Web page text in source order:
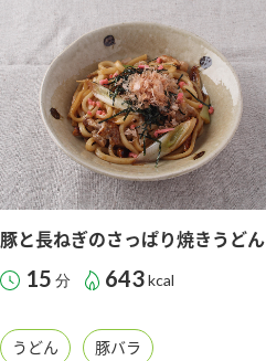
豚と長ねぎのさっぱり焼きうどん
15 分 643 kcal
うどん 豚バラ